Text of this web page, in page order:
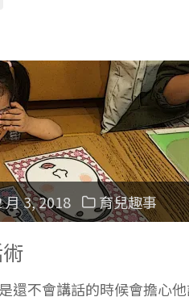
月 3, 2018 育兒趣事
還不會講話的時候會擔心